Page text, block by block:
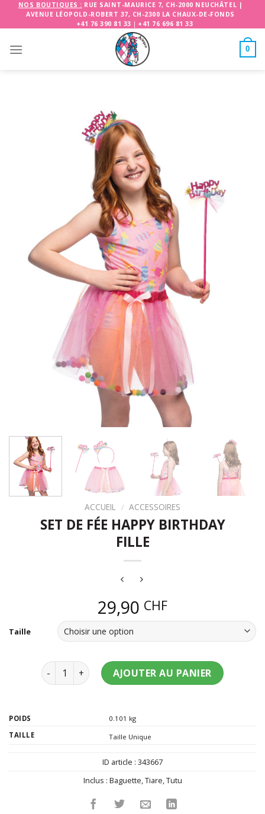
NOS BOUTIQUES : RUE SAINT-MAURICE 7, CH-2000 NEUCHÂTEL |
AVENUE LÉOPOLD-ROBERT 37, CH-2300 LA CHAUX-DE-FONDS
+41 76 390 81 33 | +41 76 696 81 33
0
ACCUEIL / ACCESSOIRES
SET DE FÉE HAPPY BIRTHDAY
FILLE
29,90 CHF
Taille
quantité de Set de fée Happy Birthday fille
AJOUTER AU PANIER
POIDS
0.101 kg
TAILLE
Taille Unique
ID article : 343667
Inclus : Baguette,Tiare,Tutu